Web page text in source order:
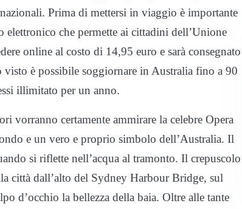
Prima di mettersi in viaggio è importante
elettronico che permette ai cittadini dell’Unione
online al costo di 14,95 euro e sarà consegnato
è possibile soggiornare in Australia fino a 90
illimitato per un anno.
vorranno certamente ammirare la celebre Opera
e un vero e proprio simbolo dell’Australia. Il
si riflette nell’acqua al tramonto. Il crepuscolo
città dall’alto del Sydney Harbour Bridge, sul
d’occhio la bellezza della baia. Oltre alle tante